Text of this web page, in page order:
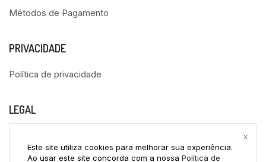
Este site utiliza cookies para melhorar sua experiência.
Ao usar este site concorda com a nossa Política de
Métodos de Pagamento
PRIVACIDADE
Política de privacidade
LEGAL